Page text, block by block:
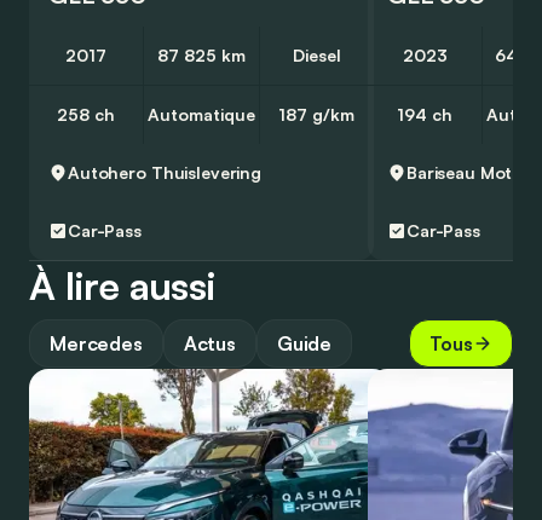
2017 87 825 km Diesel
258 ch Automatique 187 g/km
Autohero Thuislevering
Car-Pass
2023 64
194 ch
Car-Pass
À lire aussi
Mercedes Actus Guide Tous